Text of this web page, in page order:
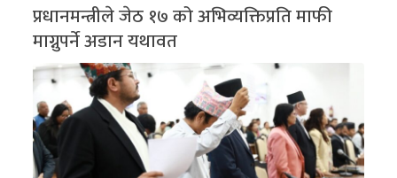
प्रधानमन्त्रीले जेठ १७ को अभिव्यक्तिप्रति माफी
माग्नुपर्ने अडान यथावत